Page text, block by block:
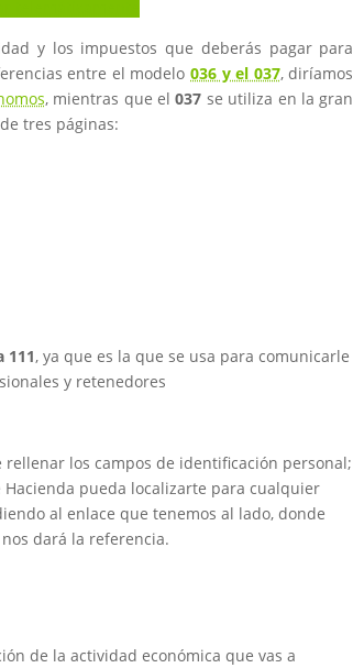
y los impuestos que deberás pagar para
entre el modelo036 y el 037, diríamos
, mientras que el037 se utiliza en la gran
tres páginas:
111, ya que es la que se usa para comunicarle
y retenedores
rellenar los campos de identificación personal;
pueda localizarte para cualquier
al enlace que tenemos al lado, donde
dará la referencia.
de la actividad económica que vas a